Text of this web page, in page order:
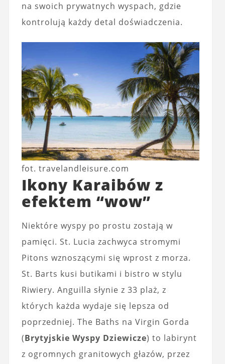
na swoich prywatnych wyspach, gdzie
kontrolują każdy detal doświadczenia.
fot. travelandleisure.com
Ikony Karaibów z
efektem “wow”
Niektóre wyspy po prostu zostają w
pamięci. St. Lucia zachwyca stromymi
Pitons wznoszącymi się wprost z morza.
St. Barts kusi butikami i bistro w stylu
Riwiery. Anguilla słynie z 33 plaż, z
których każda wydaje się lepsza od
poprzedniej. The Baths na Virgin Gorda
(Brytyjskie Wyspy Dziewicze) to labirynt
z ogromnych granitowych głazów, przez